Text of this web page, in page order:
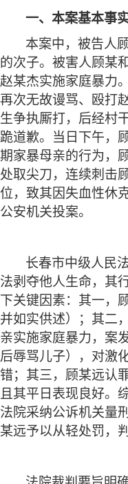
一、本案基本事
本案中，被告人
的次子。被害人顾某
赵某杰实施家庭暴力。
再次无故谩骂、殴打
生争执厮打，后经村
跪道歉。当日下午，
期家暴母亲的行为，
处取尖刀，连续刺击
位，致其因失血性休
公安机关投案。
长春市中级人民
法剥夺他人生命，其
下关键因素：其一，
并如实供述）；其二
亲实施家庭暴力，案
后辱骂儿子），对激
错；其三，顾某远认
且其平日表现良好。
法院采纳公诉机关量
某远予以从轻处罚，